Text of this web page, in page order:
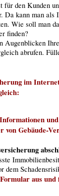
den Kunden
Da kann man als
Wie soll man
finden?
Augenblicken
abrufen.
im
Gebäude-
dem
aus und